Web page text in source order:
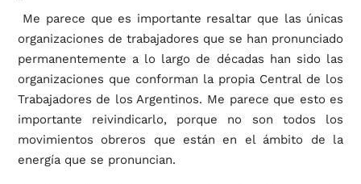
Me parece que es importante resaltar que las únicas
organizaciones de trabajadores que se han pronunciado
permanentemente a lo largo de décadas han sido las
organizaciones que conforman la propia Central de los
Trabajadores de los Argentinos. Me parece que esto es
importante reivindicarlo, porque no son todos los
movimientos obreros que están en el ámbito de la
energía que se pronuncian.